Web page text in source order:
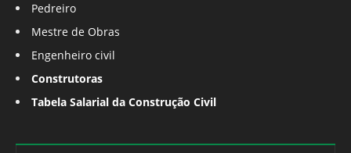
Pedreiro
Mestre de Obras
Engenheiro civil
Construtoras
Tabela Salarial da Construção Civil